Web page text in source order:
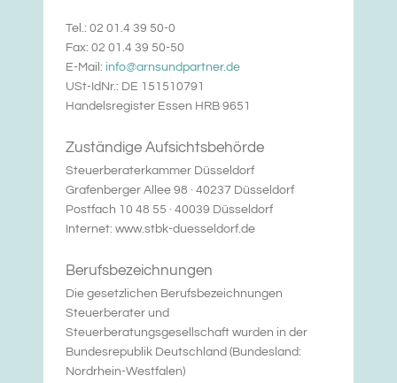
Tel.: 02 01.4 39 50-0
Fax: 02 01.4 39 50-50
E-Mail: info@arnsundpartner.de
USt-IdNr.: DE 151510791
Handelsregister Essen HRB 9651
Zuständige Aufsichtsbehörde
Steuerberaterkammer Düsseldorf
Grafenberger Allee 98 · 40237 Düsseldorf
Postfach 10 48 55 · 40039 Düsseldorf
Internet: www.stbk-duesseldorf.de
Berufsbezeichnungen
Die gesetzlichen Berufsbezeichnungen
Steuerberater und
Steuerberatungsgesellschaft wurden in der
Bundesrepublik Deutschland (Bundesland:
Nordrhein-Westfalen)